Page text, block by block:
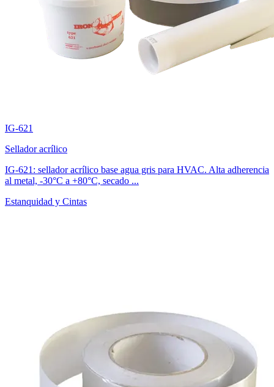
IG-621
Sellador acrílico
IG-621: sellador acrílico base agua gris para HVAC. Alta adherencia
al metal, -30°C a +80°C, secado ...
Estanquidad y Cintas